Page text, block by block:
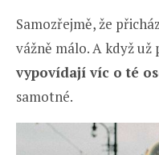
Samozřejmě, že
vážně málo. A když
vypovídají víc o té
samotné.